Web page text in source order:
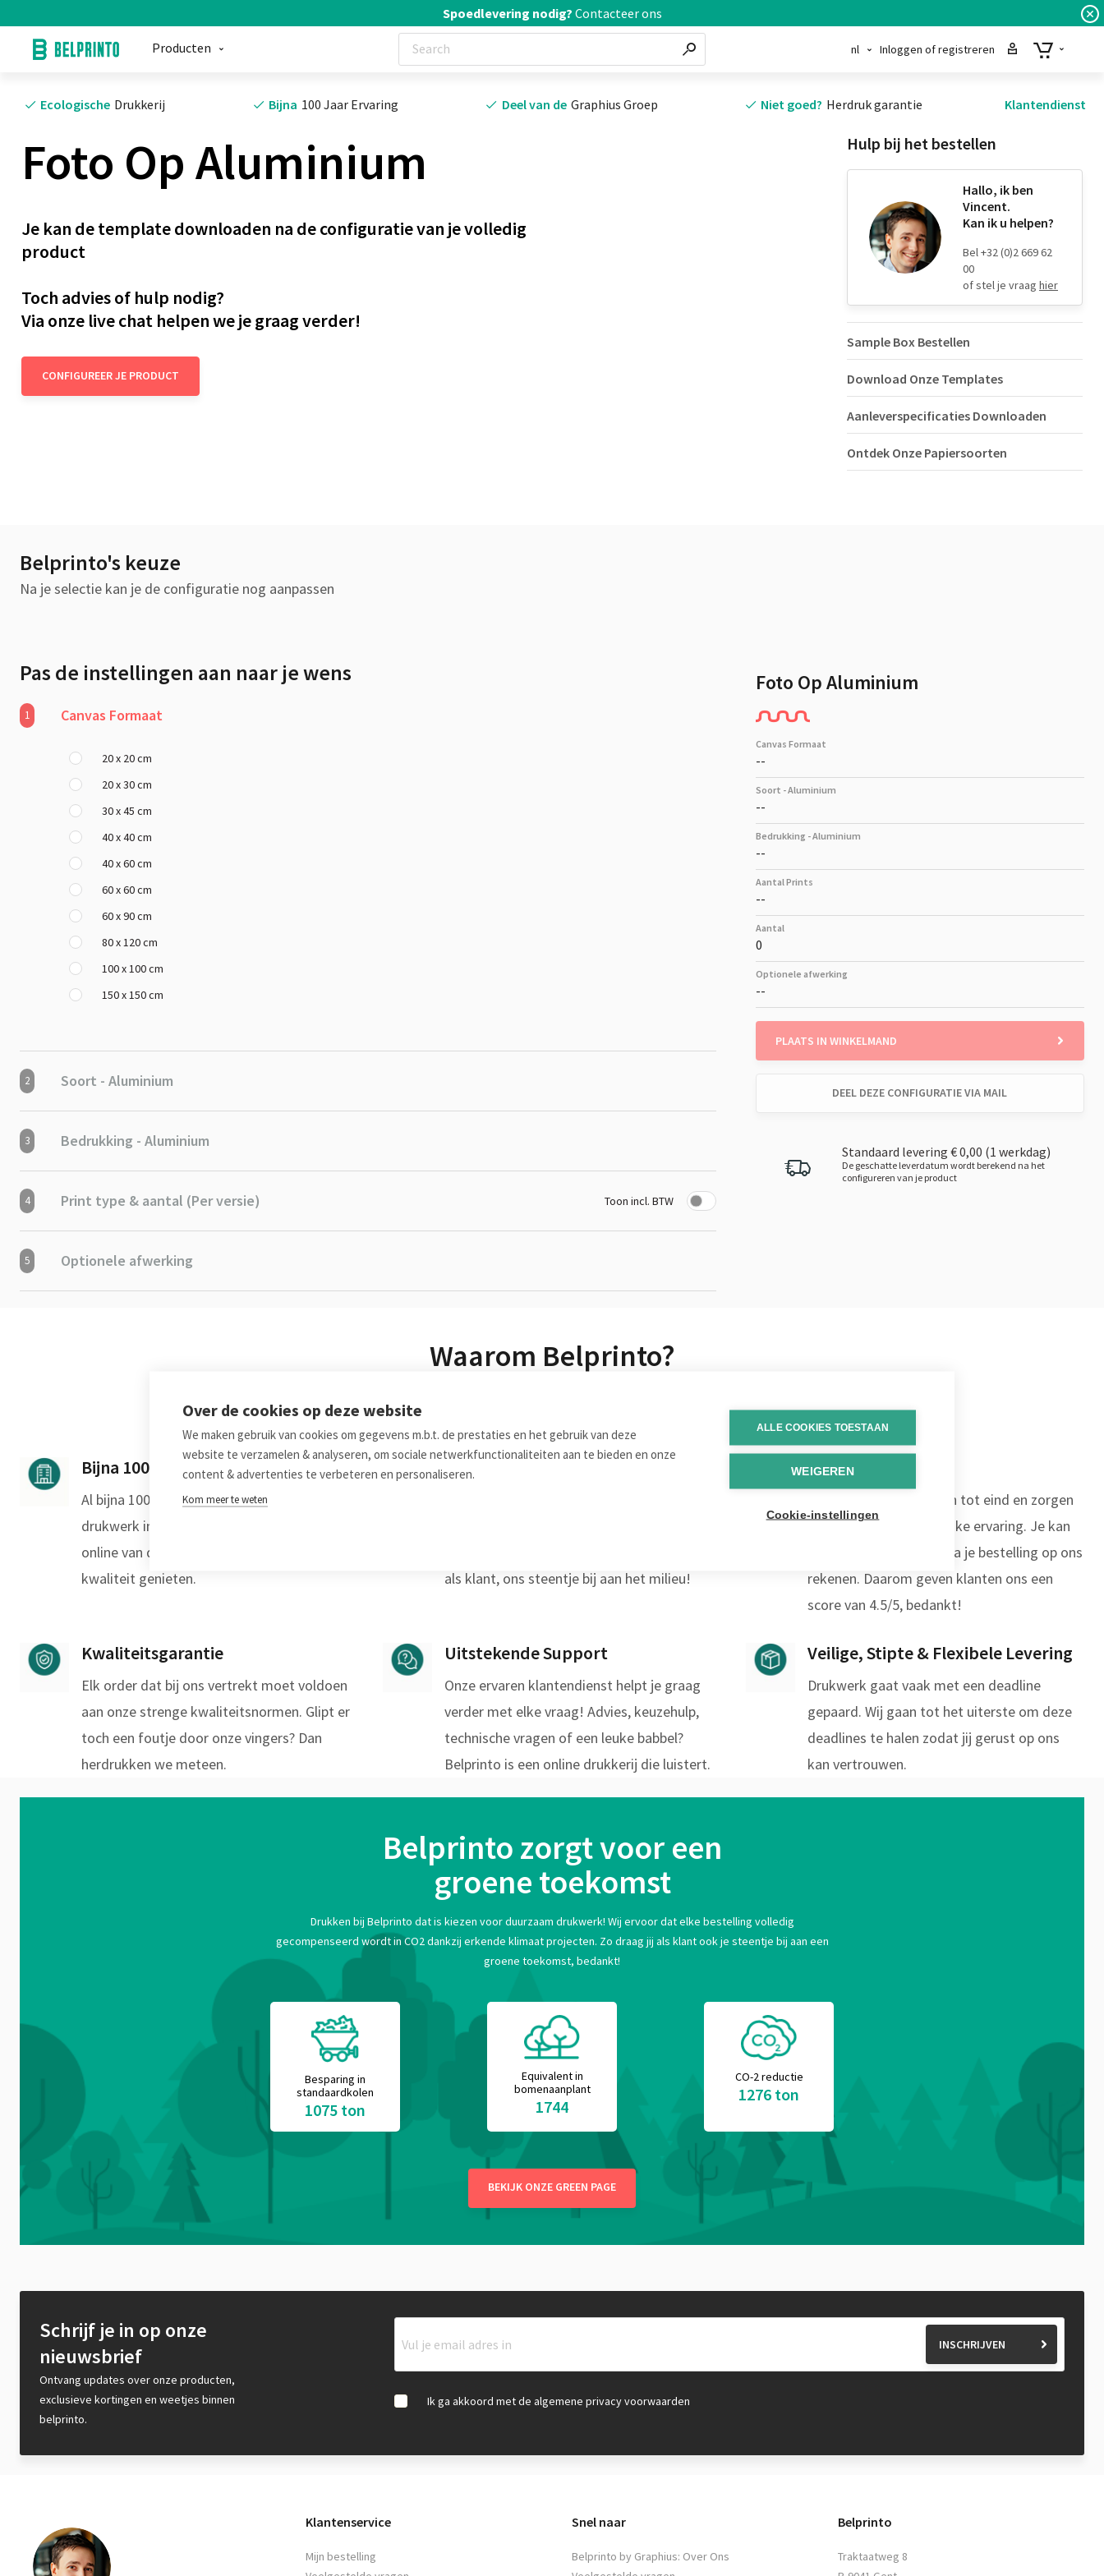
Over de cookies op deze website
We maken gebruik van cookies om gegevens m.b.t. de prestaties en het gebruik van deze
website te verzamelen & analyseren, om sociale netwerkfunctionaliteiten aan te bieden en onze
content & advertenties te verbeteren en personaliseren.
Kom meer te weten
ALLE COOKIES TOESTAAN
WEIGEREN
Cookie-instellingen
Spoedlevering nodig? Contacteer ons
Producten nl Inloggen of registreren
Ecologische Drukkerij Bijna 100 Jaar Ervaring Deel van de Graphius Groep Niet goed? Herdruk garantie Klantendienst
Foto Op Aluminium
Je kan de template downloaden na de configuratie van je volledig
product
Toch advies of hulp nodig?
Via onze live chat helpen we je graag verder!
CONFIGUREER JE PRODUCT
Hulp bij het bestellen
Hallo, ik ben
Vincent.
Kan ik u helpen?
Bel +32 (0)2 669 62
00
of stel je vraag hier
Sample Box Bestellen
Download Onze Templates
Aanleverspecificaties Downloaden
Ontdek Onze Papiersoorten
Belprinto's keuze
Na je selectie kan je de configuratie nog aanpassen
Pas de instellingen aan naar je wens
1 Canvas Formaat
20 x 20 cm
20 x 30 cm
30 x 45 cm
40 x 40 cm
40 x 60 cm
60 x 60 cm
60 x 90 cm
80 x 120 cm
100 x 100 cm
150 x 150 cm
2 Soort - Aluminium
3 Bedrukking - Aluminium
4 Print type & aantal (Per versie) Toon incl. BTW
5 Optionele afwerking
Foto Op Aluminium
Canvas Formaat
--
Soort - Aluminium
--
Bedrukking - Aluminium
--
Aantal Prints
--
Aantal
0
Optionele afwerking
--
PLAATS IN WINKELMAND
DEEL DEZE CONFIGURATIE VIA MAIL
Standaard levering € 0,00 (1 werkdag)
De geschatte leverdatum wordt berekend na het
configureren van je product
Waarom Belprinto?
Leuk dat je bij Belprinto terecht komt om je online druk te bestellen. Hier nog
eens de voornaamste troeven op een rijtje.
Bijna 100 Jaar Ervaring
Al bijna 100 jaar zorgen we bij Graphius voor
drukwerk in alle vormen en maten. Nu kan je
online van dezelfde ervaring, service en
kwaliteit genieten.
Duurzaam Drukwerk
als klant, ons steentje bij aan het milieu!
Klantgericht
We staan je bij van begin tot eind en zorgen
we voor de best mogelijke ervaring. Je kan
zowel voor, tijdens als na je bestelling op ons
rekenen. Daarom geven klanten ons een
score van 4.5/5, bedankt!
Kwaliteitsgarantie
Elk order dat bij ons vertrekt moet voldoen
aan onze strenge kwaliteitsnormen. Glipt er
toch een foutje door onze vingers? Dan
herdrukken we meteen.
Uitstekende Support
Onze ervaren klantendienst helpt je graag
verder met elke vraag! Advies, keuzehulp,
technische vragen of een leuke babbel?
Belprinto is een online drukkerij die luistert.
Veilige, Stipte & Flexibele Levering
Drukwerk gaat vaak met een deadline
gepaard. Wij gaan tot het uiterste om deze
deadlines te halen zodat jij gerust op ons
kan vertrouwen.
Belprinto zorgt voor een
groene toekomst
Drukken bij Belprinto dat is kiezen voor duurzaam drukwerk! Wij ervoor dat elke bestelling volledig
gecompenseerd wordt in CO2 dankzij erkende klimaat projecten. Zo draag jij als klant ook je steentje bij aan een
groene toekomst, bedankt!
Besparing in
standaardkolen
1075 ton
Equivalent in
bomenaanplant
1744
CO-2 reductie
1276 ton
BEKIJK ONZE GREEN PAGE
Schrijf je in op onze
nieuwsbrief
Ontvang updates over onze producten,
exclusieve kortingen en weetjes binnen
belprinto.
INSCHRIJVEN
Ik ga akkoord met de algemene privacy voorwaarden
Klantenservice
Mijn bestelling
Snel naar
Belprinto by Graphius: Over Ons
Belprinto
Traktaatweg 8